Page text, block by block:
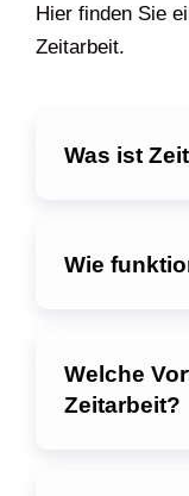
Hier finden Sie
Zeitarbeit.
Was ist
Wie
Welche
Zeitarbeit?